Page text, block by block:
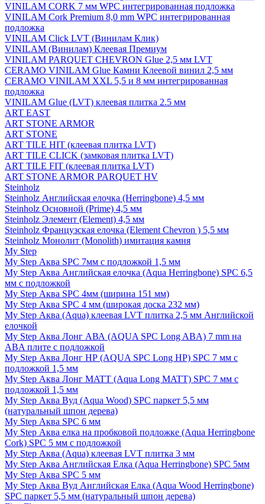
VINILAM CORK 7 мм WPC интегрированная подложка
VINILAM Cork Premium 8,0 mm WPC интегрированная
подложка
VINILAM Click LVT (Винилам Клик)
VINILAM (Винилам) Клеевая Премиум
VINILAM PARQUET CHEVRON Glue 2,5 мм LVT
CERAMO VINILAM Glue Камни Клеевой винил 2,5 мм
CERAMO VINILAM XXL 5,5 и 8 мм интегрированная
подложка
VINILAM Glue (LVT) клеевая плитка 2.5 мм
ART EAST
ART STONE ARMOR
ART STONE
ART TILE HIT (клеевая плитка LVT)
ART TILE CLICK (замковая плитка LVT)
ART TILE FIT (клеевая плитка LVT)
ART STONE ARMOR PARQUET HV
Steinholz
Steinholz Английская елочка (Herringbone) 4,5 мм
Steinholz Основной (Prime) 4,5 мм
Steinholz Элемент (Element) 4,5 мм
Steinholz Французская елочка (Element Chevron ) 5,5 мм
Steinholz Монолит (Monolith) имитация камня
My Step
My Step Аква SPC 7мм c подложкой 1,5 мм
My Step Аква Английская елочка (Aqua Herringbone) SPC 6,5
мм с подложкой
My Step Аква SPC 4мм (ширина 151 мм)
My Step Аква SPC 4 мм (широкая доска 232 мм)
My Step Аква (Aqua) клеевая LVT плитка 2,5 мм Английской
елочкой
My Step Аква Лонг АВА (AQUA SPC Long ABA) 7 mm на
ABA плите с подложкой
My Step Аква Лонг НР (AQUA SPC Long HP) SPC 7 мм с
подложкой 1,5 мм
My Step Аква Лонг MATT (Aqua Long MATT) SPC 7 мм с
подложкой 1,5 мм
My Step Аква Вуд (Aqua Wood) SPC паркет 5,5 мм
(натуральный шпон дерева)
My Step Аква SPC 6 мм
My Step Аква елка на пробковой подложке (Aqua Herringbone
Cork) SPC 5 мм с подложкой
My Step Аква (Aqua) клеевая LVT плитка 3 мм
My Step Аква Английская Елка (Aqua Herringbone) SPC 5мм
My Step Аква SPC 5 мм
My Step Аква Вуд Английская Елка (Aqua Wood Herringbone)
SPC паркет 5,5 мм (натуральный шпон дерева)